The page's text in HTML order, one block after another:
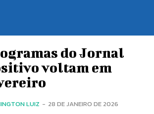
do Jornal
voltam em
LUIZ - 28 DE JANEIRO DE 2026